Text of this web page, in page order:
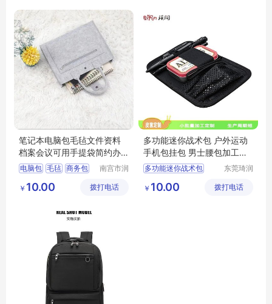
笔记本电脑包毛毡文件资料
档案会议可用手提袋简约办
公商务包
电脑包 毛毡 商务包
南宫市润
限公司
￥ 10.00 拨打电话
多功能迷你战术包 户外运动
手机包挂包 男士腰包加工定
制
多功能迷你战术包
户外运动手机包挂包
东莞琦润
公司
￥ 10.00 拨打电话